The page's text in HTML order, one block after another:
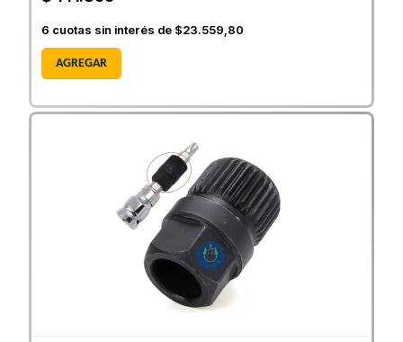
6 cuotas sin interés de $23.559,80
AGREGAR